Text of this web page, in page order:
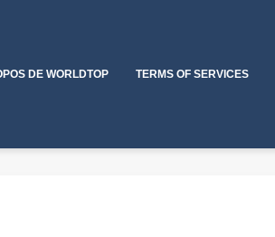
DE WORLDTOP TERMS OF SERVICES